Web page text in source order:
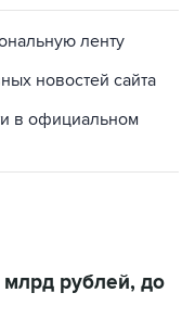
ленту
новостей сайта
в официальном
рублей, до